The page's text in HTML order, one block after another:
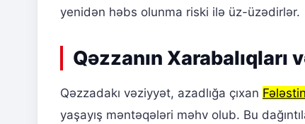
yenidən həbs olunma riski ilə üz-üzədirlər.
Qəzzanın
Qəzzadakı vəziyyət, azadlığa çıxan
yaşayış məntəqələri məhv olub. Bu